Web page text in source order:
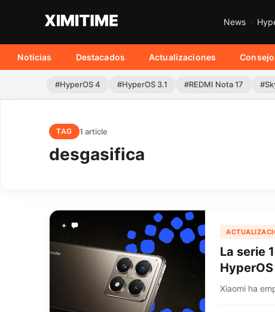
News
Noticias Destacados Actualizaciones
#HyperOS 4 #HyperOS 3.1 #REDMI Nota 17
TAG 1 article
desgasifica
+
La serie
Xiaomi ha